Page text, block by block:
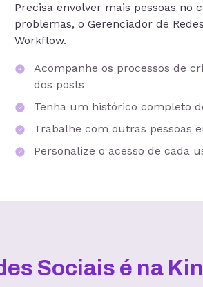
Precisa envolver mais pessoas no
problemas, o Gerenciador de
Workflow.
Acompanhe os processos de
dos posts
Tenha um histórico completo
Trabalhe com outras pessoas
Personalize o acesso de cada
Sociais é na